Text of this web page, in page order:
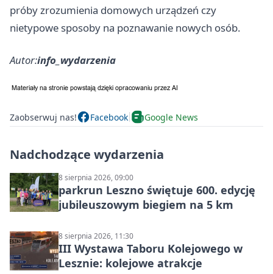
próby zrozumienia domowych urządzeń czy
nietypowe sposoby na poznawanie nowych osób.
Autor:info_wydarzenia
Zaobserwuj nas! Facebook Google News
Nadchodzące wydarzenia
8 sierpnia 2026, 09:00
parkrun Leszno świętuje 600. edycję
jubileuszowym biegiem na 5 km
8 sierpnia 2026, 11:30
III Wystawa Taboru Kolejowego w
Lesznie: kolejowe atrakcje